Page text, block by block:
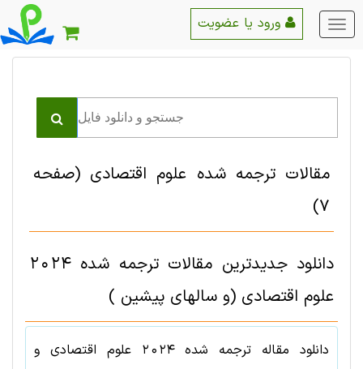
منو
اصلی
مقالات ترجمه شده علوم اقتصادی (صفحه
7)
دانلود جدیدترین مقالات ترجمه شده 2024
علوم اقتصادی (و سالهای پیشین )
دانلود مقاله ترجمه شده2024 علوم اقتصادی و